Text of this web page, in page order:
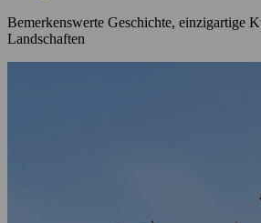
Bemerkenswerte Geschichte, einzigartige
Landschaften